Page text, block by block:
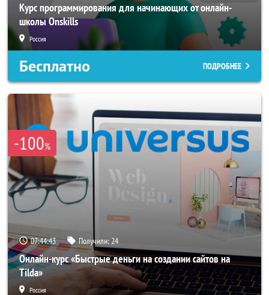
Курс программирования для начинающих от онлайн-
школы Onskills
Россия
Бесплатно ПОДРОБНЕЕ
-100%
07:44:42 Получили:24
Онлайн-курс «Быстрые деньги на создании сайтов на
Tilda»
Россия